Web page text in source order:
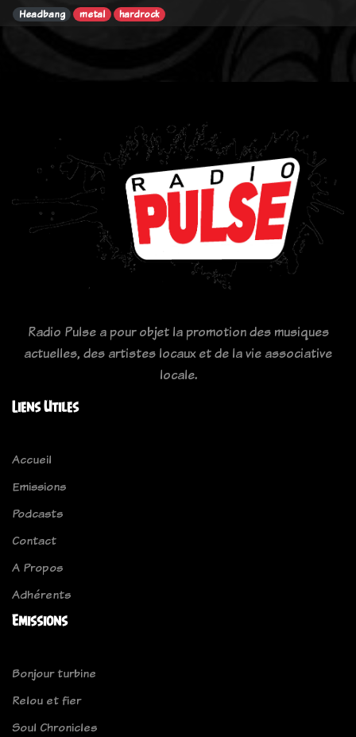
Headbang metal hardrock
Radio Pulse a pour objet la promotion des musiques
actuelles, des artistes locaux et de la vie associative
locale.
Liens Utiles
Accueil
Emissions
Podcasts
Contact
A Propos
Adhérents
Emissions
Bonjour turbine
Relou et fier
Soul Chronicles